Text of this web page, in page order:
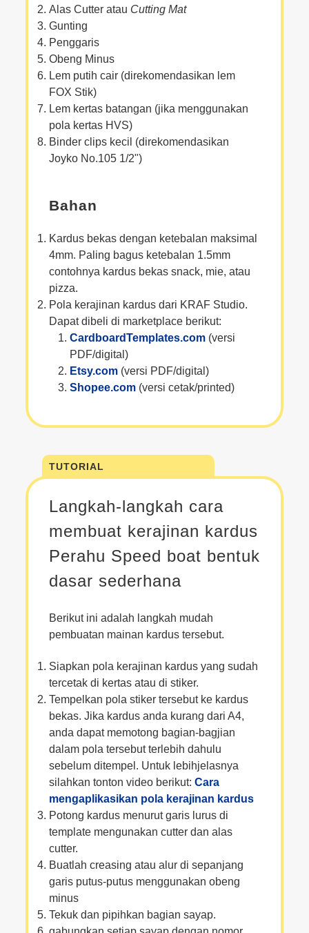
Alas Cutter atau Cutting Mat
Gunting
Penggaris
Obeng Minus
Lem putih cair (direkomendasikan lem
FOX Stik)
Lem kertas batangan (jika menggunakan
pola kertas HVS)
Binder clips kecil (direkomendasikan
Joyko No.105 1/2")
Bahan
Kardus bekas dengan ketebalan maksimal
4mm. Paling bagus ketebalan 1.5mm
contohnya kardus bekas snack, mie, atau
pizza.
Pola kerajinan kardus dari KRAF Studio.
Dapat dibeli di marketplace berikut:
CardboardTemplates.com(versi
PDF/digital)
Etsy.com(versi PDF/digital)
Shopee.com(versi cetak/printed)
TUTORIAL
Langkah-langkah cara
membuat kerajinan kardus
Perahu Speed boat bentuk
dasar sederhana
Berikut ini adalah langkah mudah
pembuatan mainan kardus tersebut.
Siapkan pola kerajinan kardus yang sudah
tercetak di kertas atau di stiker.
Tempelkan pola stiker tersebut ke kardus
bekas. Jika kardus anda kurang dari A4,
anda dapat memotong bagian-bagjian
dalam pola tersebut terlebih dahulu
sebelum ditempel. Untuk lebihjelasnya
silahkan tonton video berikut: Cara
mengaplikasikan pola kerajinan kardus
Potong kardus menurut garis lurus di
template mengunakan cutter dan alas
cutter.
Buatlah creasing atau alur di sepanjang
garis putus-putus menggunakan obeng
minus
Tekuk dan pipihkan bagian sayap.